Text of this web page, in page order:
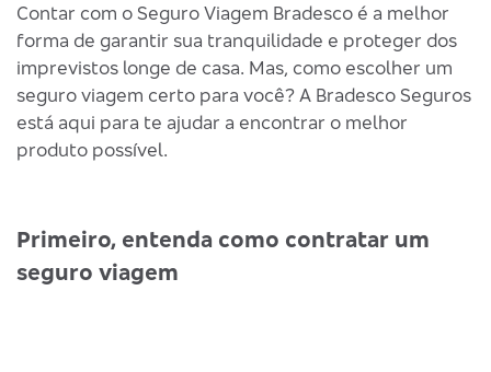
Contar com o Seguro Viagem Bradesco é a melhor
forma de garantir sua tranquilidade e proteger dos
imprevistos longe de casa. Mas, como escolher um
seguro viagem certo para você? A Bradesco Seguros
está aqui para te ajudar a encontrar o melhor
produto possível.
Primeiro, entenda como contratar um
seguro viagem